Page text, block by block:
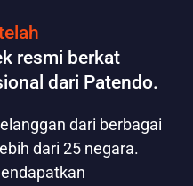
resmi berkat
dari Patendo.
dari berbagai
dari 25 negara.